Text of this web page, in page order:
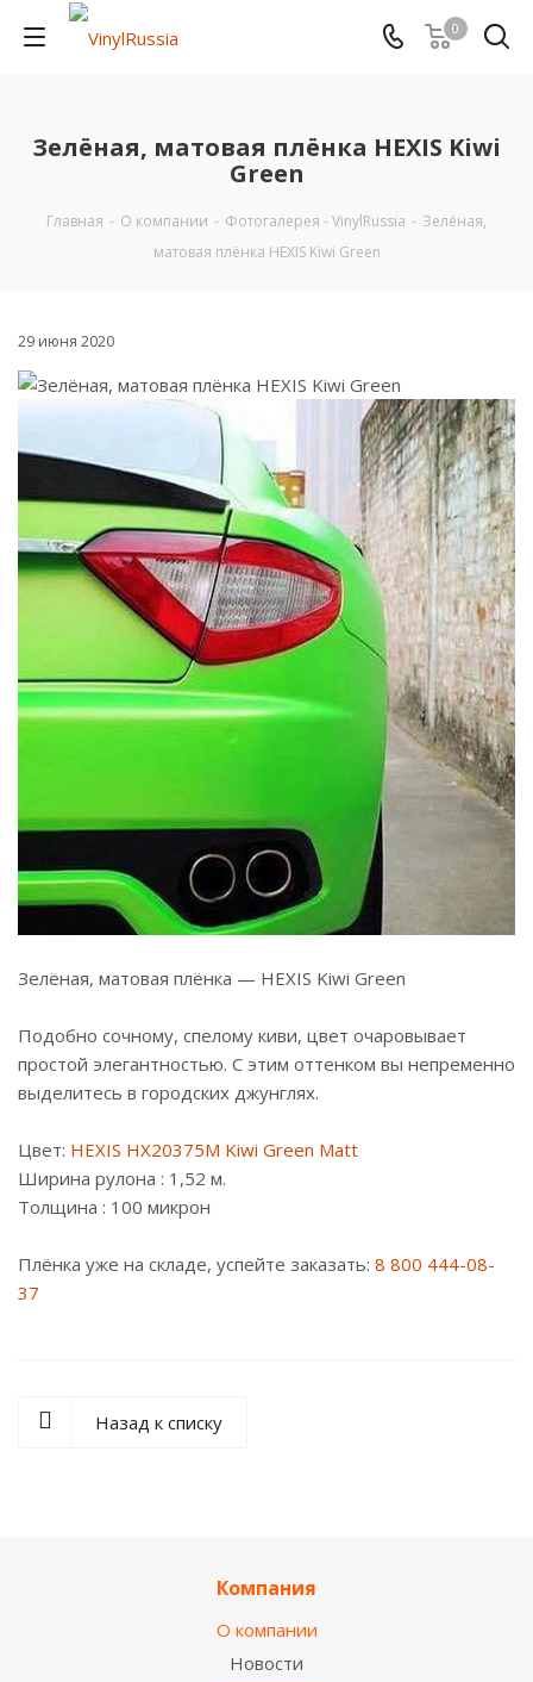
0
Зелёная, матовая плёнка HEXIS Kiwi
Green
Главная - О компании - Фотогалерея - VinylRussia - Зелёная,
матовая плёнка HEXIS Kiwi Green
29 июня 2020
Зелёная, матовая плёнка — HEXIS Kiwi Green
Подобно сочному, спелому киви, цвет очаровывает
простой элегантностью. С этим оттенком вы непременно
выделитесь в городских джунглях.
Цвет: HEXIS HX20375M Kiwi Green Matt
Ширина рулона : 1,52 м.
Толщина : 100 микрон
Плёнка уже на складе, успейте заказать: 8 800 444-08-
37
Назад к списку
Компания
О компании
Новости